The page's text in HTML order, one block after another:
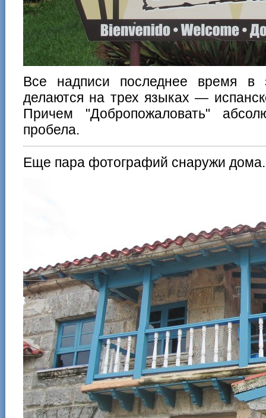
Все надписи последнее время в
делаются на трех языках —
Причем "Добропожаловать"
пробела.
Еще пара фотографий снаружи дома.